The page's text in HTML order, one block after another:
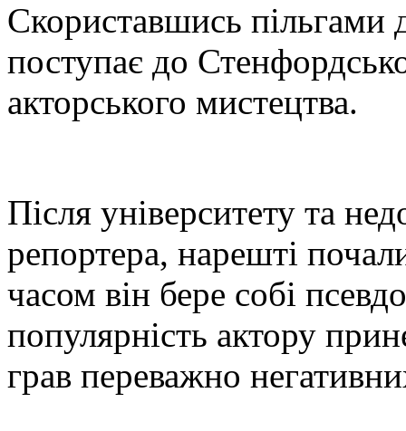
Скориставшись пільгами
поступає до
акторського мистецтва.
Після університету та
репортера, нарешті
часом він бере собі
популярність актору
грав переважно